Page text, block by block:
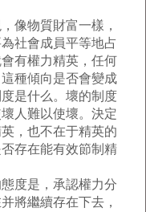
物質財富一樣，
社會成員平等地占
有權力精英，任何
種傾向是否會變成
是什么。壞的制度
人難以使壞。決定
，也不在于精英的
存在能有效節制精
度是，承認權力分
將繼續存在下去，